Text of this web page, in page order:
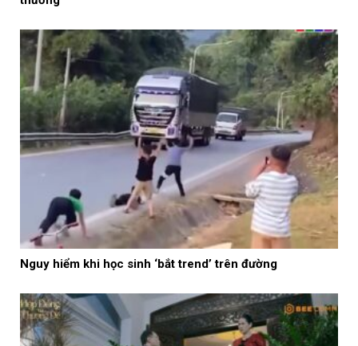
Nguy hiểm khi học sinh ‘bắt trend’ trên đường